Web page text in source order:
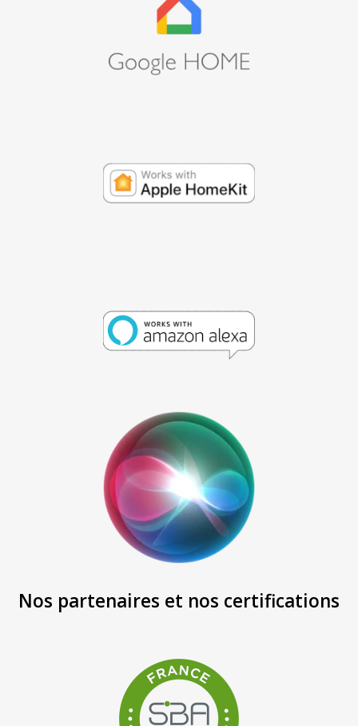
Nos partenaires et nos certifications